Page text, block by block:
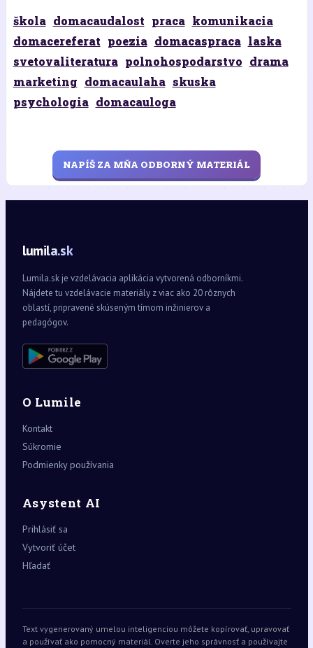
škola domacaudalost praca komunikacia
domacereferat poezia domacaspraca laska
svetovaliteratura polnohospodarstvo drama
marketing domacaulaha skuska
psychologia domacauloga
NAPÍŠ ZA MŇA ODBORNÝ MATERIÁL
lumila.sk
Lumila.sk je vzdelávacia aplikácia vytvorená odborníkmi.
Nájdete tu vzdelávacie materiály z viac ako 20 rôznych
oblastí, pripravené skúseným tímom inžinierov a
pedagógov.
O Lumile
Kontakt
Súkromie
Podmienky používania
Asystent AI
Prihlásiť sa
Vytvoriť účet
Hľadať
Text vygenerovaný umelou inteligenciou môžete kopírovať, upravovať
a používať ako pomocný materiál. Overte jeho správnosť a používajte